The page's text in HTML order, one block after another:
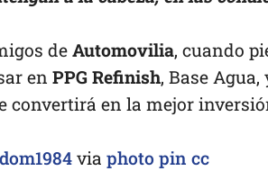
de Automovilia, cuando
en PPG Refinish, Base
convertirá en la mejor
via photo pin cc